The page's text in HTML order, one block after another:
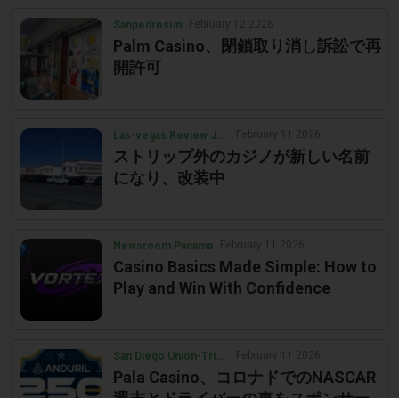
Sanpedrosun
Palm Casino、閉鎖取り消し訴訟で再
開許可
Las-vegas Review Journal
ストリップ外のカジノが新しい名前
になり、改装中
Newsroom Panama
Casino Basics Made Simple: How to
Play and Win With Confidence
San Diego Union-Tribune
Pala Casino、コロナドでのNASCAR